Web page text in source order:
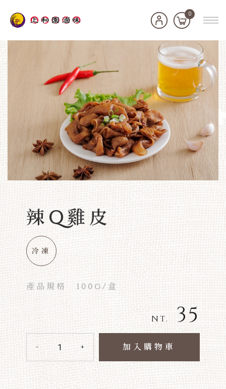
0
辣Q雞皮
冷凍
產品規格 100g/盒
NT. 35
- + 加入購物車